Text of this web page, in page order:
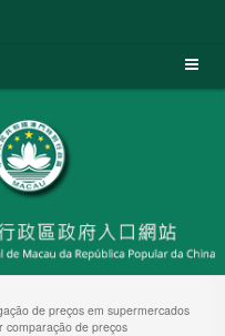
de preços em supermercados
comparação de preços